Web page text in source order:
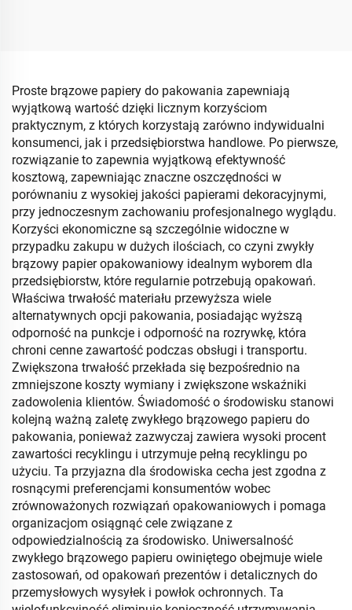
Proste brązowe papiery do pakowania zapewniają
wyjątkową wartość dzięki licznym korzyściom
praktycznym, z których korzystają zarówno indywidualni
konsumenci, jak i przedsiębiorstwa handlowe. Po pierwsze,
rozwiązanie to zapewnia wyjątkową efektywność
kosztową, zapewniając znaczne oszczędności w
porównaniu z wysokiej jakości papierami dekoracyjnymi,
przy jednoczesnym zachowaniu profesjonalnego wyglądu.
Korzyści ekonomiczne są szczególnie widoczne w
przypadku zakupu w dużych ilościach, co czyni zwykły
brązowy papier opakowaniowy idealnym wyborem dla
przedsiębiorstw, które regularnie potrzebują opakowań.
Właściwa trwałość materiału przewyższa wiele
alternatywnych opcji pakowania, posiadając wyższą
odporność na punkcje i odporność na rozrywkę, która
chroni cenne zawartość podczas obsługi i transportu.
Zwiększona trwałość przekłada się bezpośrednio na
zmniejszone koszty wymiany i zwiększone wskaźniki
zadowolenia klientów. Świadomość o środowisku stanowi
kolejną ważną zaletę zwykłego brązowego papieru do
pakowania, ponieważ zazwyczaj zawiera wysoki procent
zawartości recyklingu i utrzymuje pełną recyklingu po
użyciu. Ta przyjazna dla środowiska cecha jest zgodna z
rosnącymi preferencjami konsumentów wobec
zrównoważonych rozwiązań opakowaniowych i pomaga
organizacjom osiągnąć cele związane z
odpowiedzialnością za środowisko. Uniwersalność
zwykłego brązowego papieru owiniętego obejmuje wiele
zastosowań, od opakowań prezentów i detalicznych do
przemysłowych wysyłek i powłok ochronnych. Ta